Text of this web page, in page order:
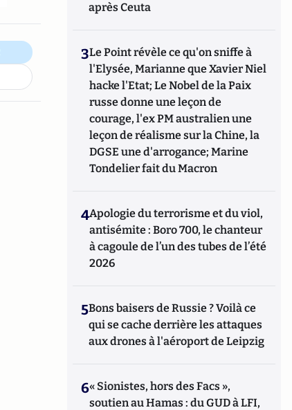
après Ceuta
3Le Point révèle ce qu'on sniffe à
l'Elysée, Marianne que Xavier Niel
hacke l'Etat; Le Nobel de la Paix
russe donne une leçon de
courage, l'ex PM australien une
leçon de réalisme sur la Chine, la
DGSE une d'arrogance; Marine
Tondelier fait du Macron
4Apologie du terrorisme et du viol,
antisémite : Boro 700, le chanteur
à cagoule de l’un des tubes de l’été
2026
5Bons baisers de Russie ? Voilà ce
qui se cache derrière les attaques
aux drones à l'aéroport de Leipzig
6« Sionistes, hors des Facs »,
soutien au Hamas : du GUD à LFI,